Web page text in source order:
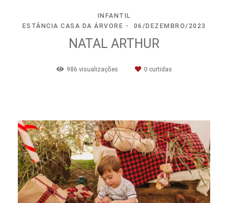
INFANTIL
ESTÂNCIA CASA DA ÁRVORE
06/DEZEMBRO/2023
NATAL ARTHUR
986 visualizações 0 curtidas